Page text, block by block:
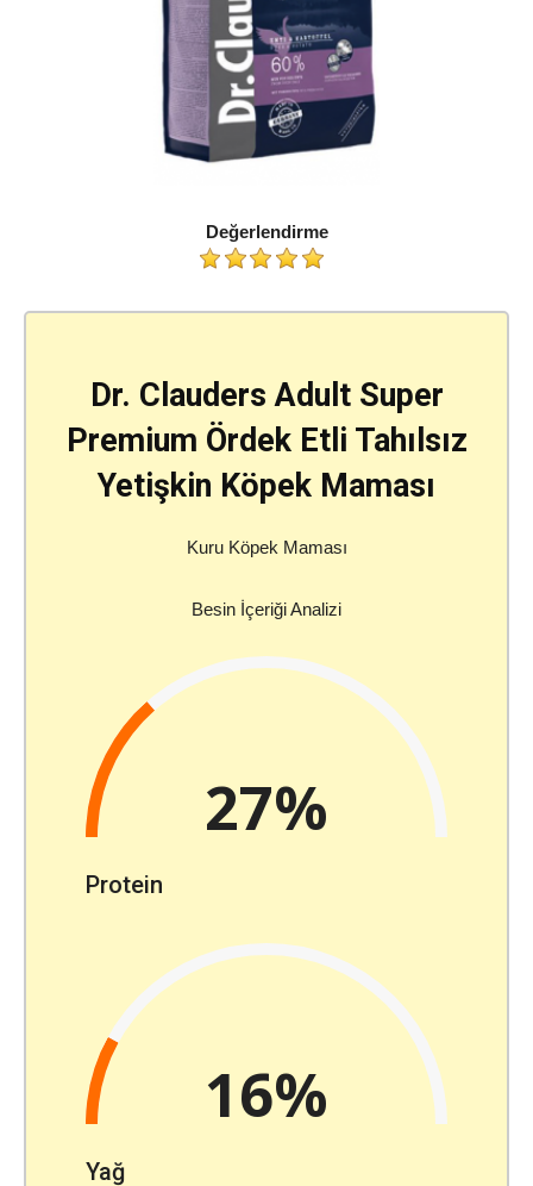
Değerlendirme
Dr. Clauders Adult Super
Premium Ördek Etli Tahılsız
Yetişkin Köpek Maması
Kuru Köpek Maması
Besin İçeriği Analizi
27%
Protein
16%
Yağ